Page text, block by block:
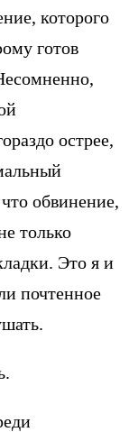
которого
готов
острее,
обвинение,
только
Это я и
почтенное